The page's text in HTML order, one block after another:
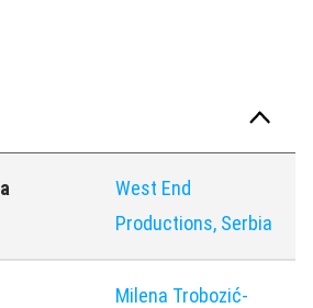
West End
Productions, Serbia
Milena Trobozić-